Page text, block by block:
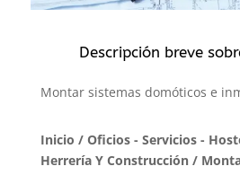
Descripción breve
Montar sistemas domóticos e
Inicio / Oficios - Servicios -
Herrería Y Construcción/